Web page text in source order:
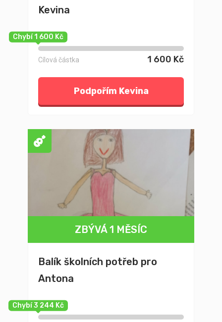
Kevina
Chybí 1 600 Kč
Cílová částka 1 600 Kč
Podpořím Kevina
ZBÝVÁ 1 MĚSÍC
Balík školních potřeb pro
Antona
Chybí 3 244 Kč